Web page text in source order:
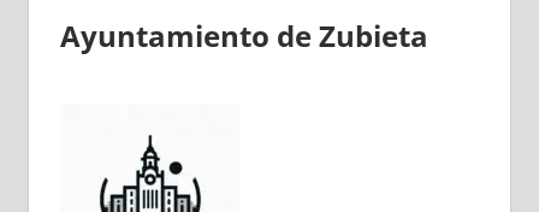
Ayuntamiento dе Zubieta